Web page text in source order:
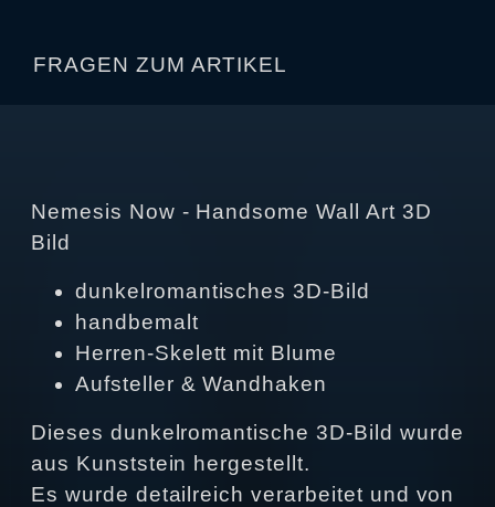
FRAGEN ZUM ARTIKEL
Nemesis Now - Handsome Wall Art 3D
Bild
dunkelromantisches 3D-Bild
handbemalt
Herren-Skelett mit Blume
Aufsteller & Wandhaken
Dieses dunkelromantische 3D-Bild wurde
aus Kunststein hergestellt.
Es wurde detailreich verarbeitet und von